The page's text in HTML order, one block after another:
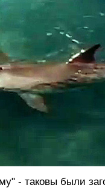
- таковы были